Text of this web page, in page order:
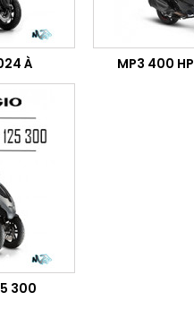
À MP3 400
300